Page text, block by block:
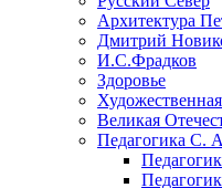
Архитектура
Дмитрий
И.С.Фрадков
Здоровье
Великая
Педагогика С.